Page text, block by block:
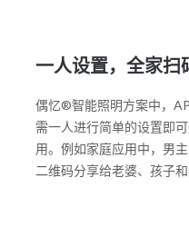
一人设置，全家扫
偶忆®智能照明方案中，
需一人进行简单的设置即
用。例如家庭应用中，男
二维码分享给老婆、孩子和